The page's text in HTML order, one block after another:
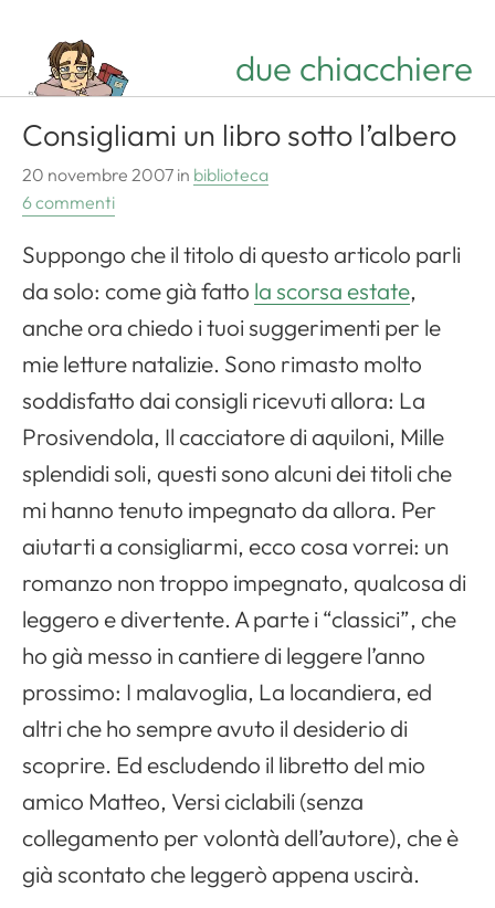
due chiacchiere
Consigliami un libro sotto l’albero
20 novembre 2007 in biblioteca
6 commenti
Suppongo che il titolo di questo articolo parli
da solo: come già fatto la scorsa estate,
anche ora chiedo i tuoi suggerimenti per le
mie letture natalizie. Sono rimasto molto
soddisfatto dai consigli ricevuti allora: La
Prosivendola, Il cacciatore di aquiloni, Mille
splendidi soli, questi sono alcuni dei titoli che
mi hanno tenuto impegnato da allora. Per
aiutarti a consigliarmi, ecco cosa vorrei: un
romanzo non troppo impegnato, qualcosa di
leggero e divertente. A parte i “classici”, che
ho già messo in cantiere di leggere l’anno
prossimo: I malavoglia, La locandiera, ed
altri che ho sempre avuto il desiderio di
scoprire. Ed escludendo il libretto del mio
amico Matteo, Versi ciclabili (senza
collegamento per volontà dell’autore), che è
già scontato che leggerò appena uscirà.